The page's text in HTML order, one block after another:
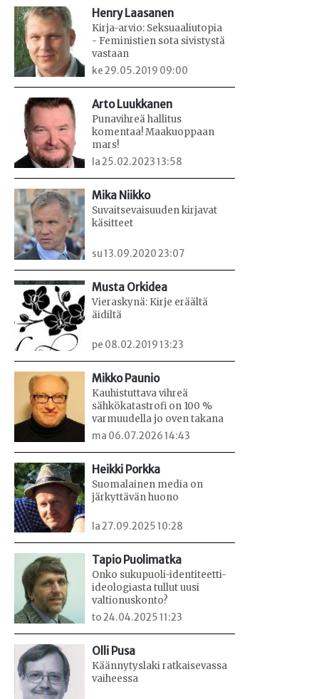
Henry Laasanen
Kirja-arvio: Seksuaaliutopia
- Feministien sota sivistystä
vastaan
ke 29.05.2019 09:00
Arto Luukkanen
Punavihreä hallitus
komentaa! Maakuoppaan
mars!
la 25.02.2023 13:58
Mika Niikko
Suvaitsevaisuuden kirjavat
käsitteet
su 13.09.2020 23:07
Musta Orkidea
Vieraskynä: Kirje eräältä
äidiltä
pe 08.02.2019 13:23
Mikko Paunio
Kauhistuttava vihreä
sähkökatastrofi on 100 %
varmuudella jo oven takana
ma 06.07.2026 14:43
Heikki Porkka
Suomalainen media on
järkyttävän huono
la 27.09.2025 10:28
Tapio Puolimatka
Onko sukupuoli-identiteetti-
ideologiasta tullut uusi
valtionuskonto?
to 24.04.2025 11:23
Olli Pusa
Käännytyslaki ratkaisevassa
vaiheessa